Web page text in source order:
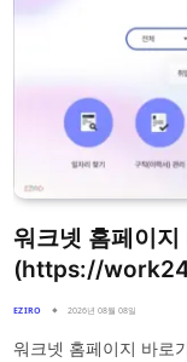
워크넷 홈페이지
(https://
EZIRO 2026년 08월 08일
워크넷 홈페이지 바로